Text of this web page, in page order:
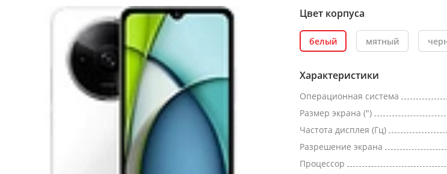
Цвет корпуса
белый мятный
Характеристики
Операционная система
Размер экрана (")
Частота дисплея (Гц)
Разрешение экрана
Процессор